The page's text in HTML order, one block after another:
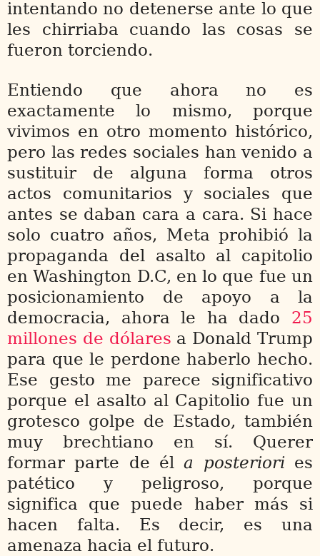
intentando no detenerse ante lo que
les chirriaba cuando las cosas se
fueron torciendo.
Entiendo que ahora no es
exactamente lo mismo, porque
vivimos en otro momento histórico,
pero las redes sociales han venido a
sustituir de alguna forma otros
actos comunitarios y sociales que
antes se daban cara a cara. Si hace
solo cuatro años, Meta prohibió la
propaganda del asalto al capitolio
en Washington D.C, en lo que fue un
posicionamiento de apoyo a la
democracia, ahora le ha dado 25
millones de dólares a Donald Trump
para que le perdone haberlo hecho.
Ese gesto me parece significativo
porque el asalto al Capitolio fue un
grotesco golpe de Estado, también
muy brechtiano en sí. Querer
formar parte de éla posteriori es
patético y peligroso, porque
significa que puede haber más si
hacen falta. Es decir, es una
amenaza hacia el futuro.